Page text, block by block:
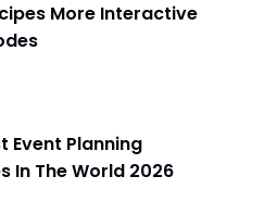
More Interactive
Event Planning
In The World 2026